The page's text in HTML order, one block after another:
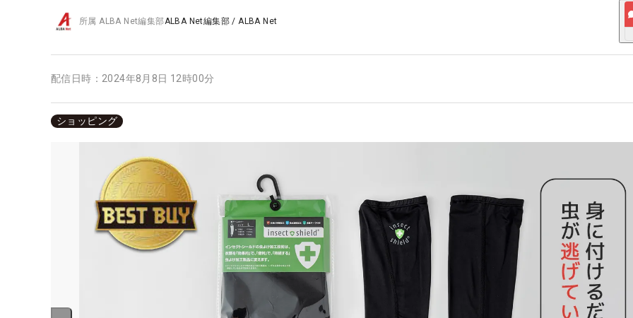
所属ALBA Net編集部ALBA Net編集部 /ALBA Net
配信日時： 2024年8月8日 12時00分
ショッピング